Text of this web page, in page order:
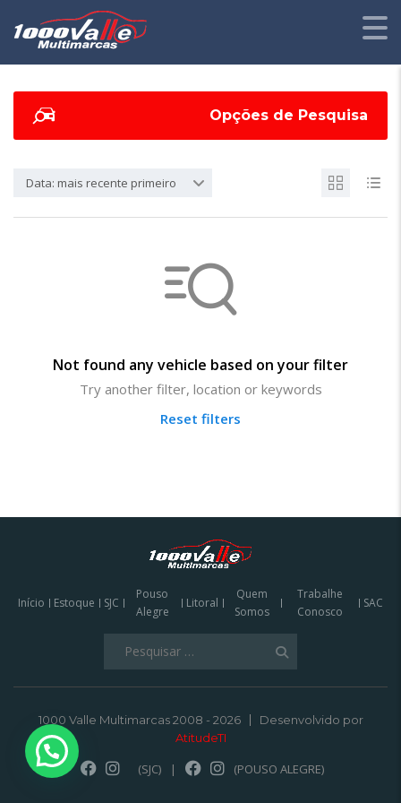
Opções de Pesquisa
Data: mais recente primeiro
Not found any vehicle based on your filter
Try another filter, location or keywords
Reset filters
Início Estoque SJC
Pouso
Alegre
Litoral
Quem
Somos
Trabalhe
Conosco
SAC
1000 Valle Multimarcas 2008 - 2026
Desenvolvido por
AtitudeTI
(SJC) | (POUSO ALEGRE)